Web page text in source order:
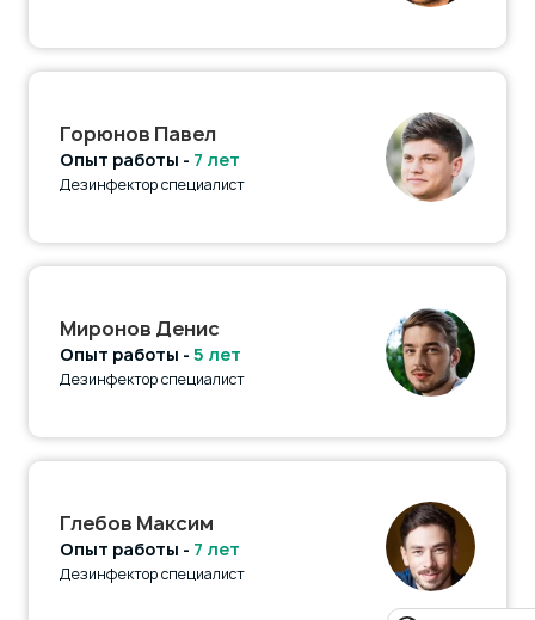
Горюнов Павел
Опыт работы - 7 лет
Дезинфектор специалист
Миронов Денис
Опыт работы - 5 лет
Дезинфектор специалист
Глебов Максим
Опыт работы - 7 лет
Дезинфектор специалист